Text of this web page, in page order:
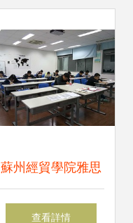
咨詢等業務逐步全
球化加速國際競爭
合規要求提高等多
蘇州經貿學院雅思
模考 幫你精準預測
查看詳情